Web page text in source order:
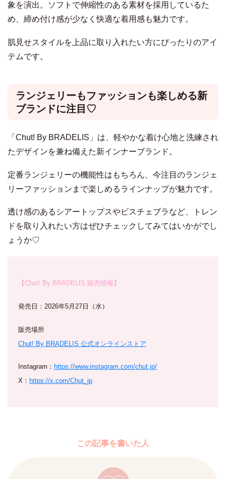
象を演出。ソフトで伸縮性のある素材を採用しているた
め、締め付け感が少なく快適な着用感も魅力です。
肌見せスタイルを上品に取り入れたい方にぴったりのアイ
テムです。
ランジェリーもファッションも楽しめる新
ブランドに注目♡
「Chut! By BRADELIS」は、軽やかな着け心地と洗練され
たデザインを兼ね備えた新インナーブランド。
定番ランジェリーの機能性はもちろん、今注目のランジェ
リーファッションまで楽しめるラインナップが魅力です。
透け感のあるシアートップスやビスチェブラなど、トレン
ドを取り入れたい方はぜひチェックしてみてはいかがでし
ょうか♡
【Chut! By BRADELIS 販売情報】
発売日：2026年5月27日（水）
販売場所
Chut! By BRADELIS 公式オンラインストア
Instagram： https://www.instagram.com/chut.jp/
X： https://x.com/Chut_jp
この記事を書いた人